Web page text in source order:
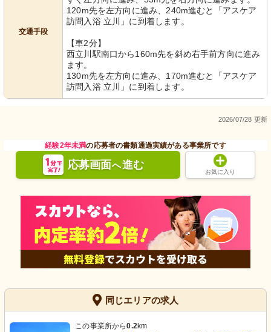
交通手段
120m先を左方向に進み、240m進むと「アスケア
訪問入浴 立川」に到着します。
【車2分】
西立川駅南口から160m先を斜め右手前方向に進み
ます。
130m先を左方向に進み、170m進むと「アスケア
訪問入浴 立川」に到着します。
2026/07/28 更新
経験2年未満の応募者の書類通過実績がある事業所です
応募画面へ進む
お気に入り
同じエリアの求人
この事業所から0.2km